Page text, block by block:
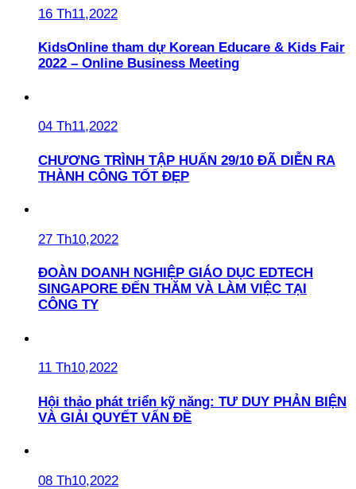
16 Th11,2022
KidsOnline tham dự Korean Educare & Kids Fair
2022 – Online Business Meeting
04 Th11,2022
CHƯƠNG TRÌNH TẬP HUẤN 29/10 ĐÃ DIỄN RA
THÀNH CÔNG TỐT ĐẸP
27 Th10,2022
ĐOÀN DOANH NGHIỆP GIÁO DỤC EDTECH
SINGAPORE ĐẾN THĂM VÀ LÀM VIỆC TẠI
CÔNG TY
11 Th10,2022
Hội thảo phát triển kỹ năng: TƯ DUY PHẢN BIỆN
VÀ GIẢI QUYẾT VẤN ĐỀ
08 Th10,2022